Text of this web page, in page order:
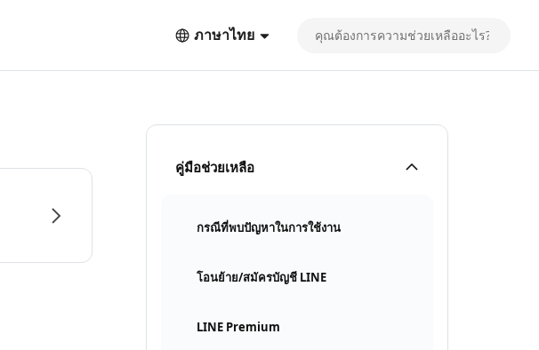
ภาษาไทย
คู่มือช่วยเหลือ
กรณีที่พบปัญหาในการใช้งาน
โอนย้าย/สมัครบัญชี LINE
LINE Premium